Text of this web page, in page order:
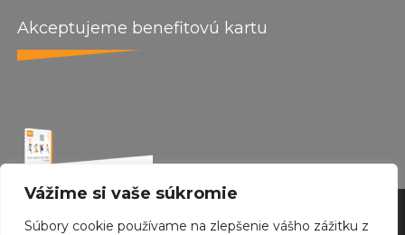
Vážime si vaše súkromie
Súbory cookie používame na zlepšenie vášho zážitku z
Akceptujeme benefitovú kartu
by wepo web design 2024